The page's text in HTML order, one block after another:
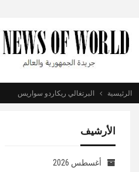
الرئيسية البرتغالي ريكاردو سواريس
الأرشيف
أغسطس 2026